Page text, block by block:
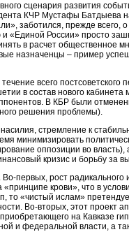
сценария развития
КЧР Мустафы Батдыева
заботился, прежде
«Единой России» просто
в расчет общественное
назначенцы – пример
всего
в состав нового
В КБР были
решения проблемы).
стремление к
минимизировать
оппозиции во
кризис и борьбу за
первых, рост
крови», что в
то «чистый ислам»
Во-вторых, этот проект
на Кавказе
и федеральной власти, а